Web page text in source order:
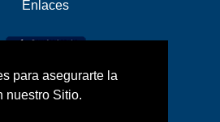
para asegurarte la
nuestro Sitio.
Enlaces